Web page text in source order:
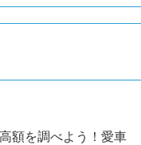
額を調べよう！愛車